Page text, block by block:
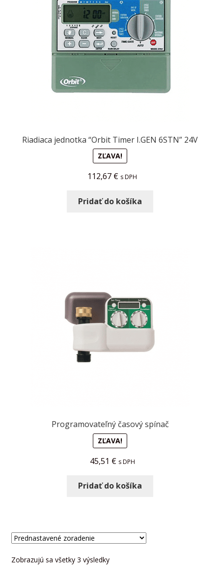
Riadiaca jednotka “Orbit Timer I.GEN 6STN” 24V
ZĽAVA!
112,67 € s DPH
Pridať do košíka
Programovateľný časový spínač
ZĽAVA!
45,51 € s DPH
Pridať do košíka
Zobrazujú sa všetky 3 výsledky